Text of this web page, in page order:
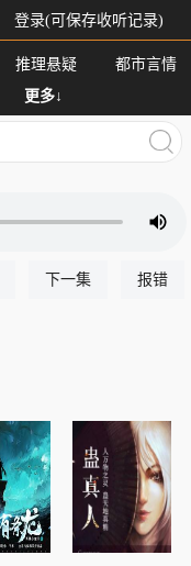
登录(可保存收听记录)
推理悬疑
都市言情
更多↓
下一集 报错